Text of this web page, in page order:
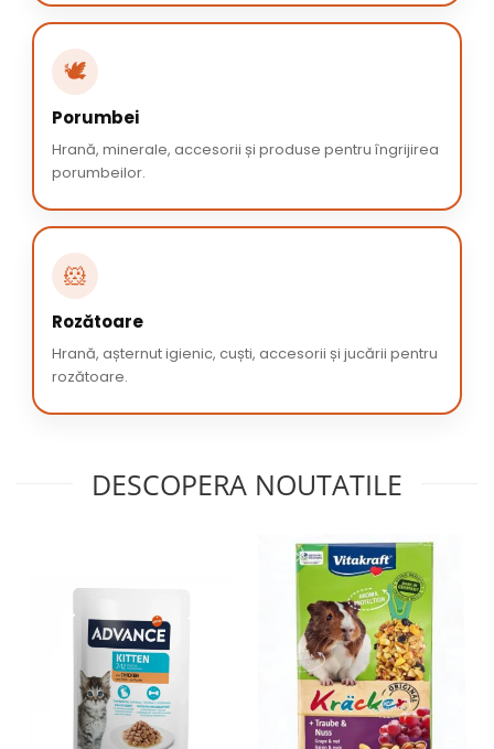
🕊️
Porumbei
Hrană, minerale, accesorii și produse pentru îngrijirea
porumbeilor.
🐹
Rozătoare
Hrană, așternut igienic, cuști, accesorii și jucării pentru
rozătoare.
DESCOPERA NOUTATILE